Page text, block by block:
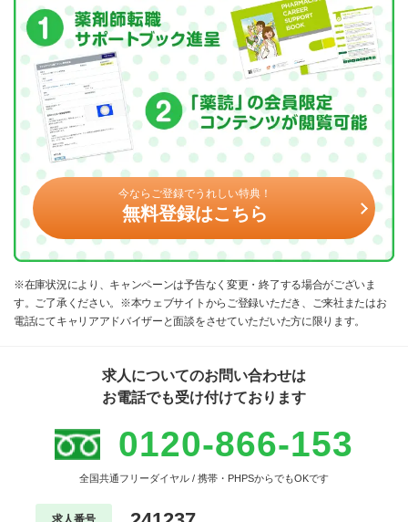
今ならご登録でうれしい特典！
無料登録はこちら
※在庫状況により、キャンペーンは予告なく変更・終了する場合がございま
す。ご了承ください。※本ウェブサイトからご登録いただき、ご来社またはお
電話にてキャリアアドバイザーと面談をさせていただいた方に限ります。
求人についてのお問い合わせは
お電話でも受け付けております
0120-866-153
全国共通フリーダイヤル / 携帯・PHPSからでもOKです